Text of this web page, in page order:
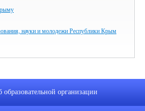
науки и молодежи Республики Крым
образовательной организации